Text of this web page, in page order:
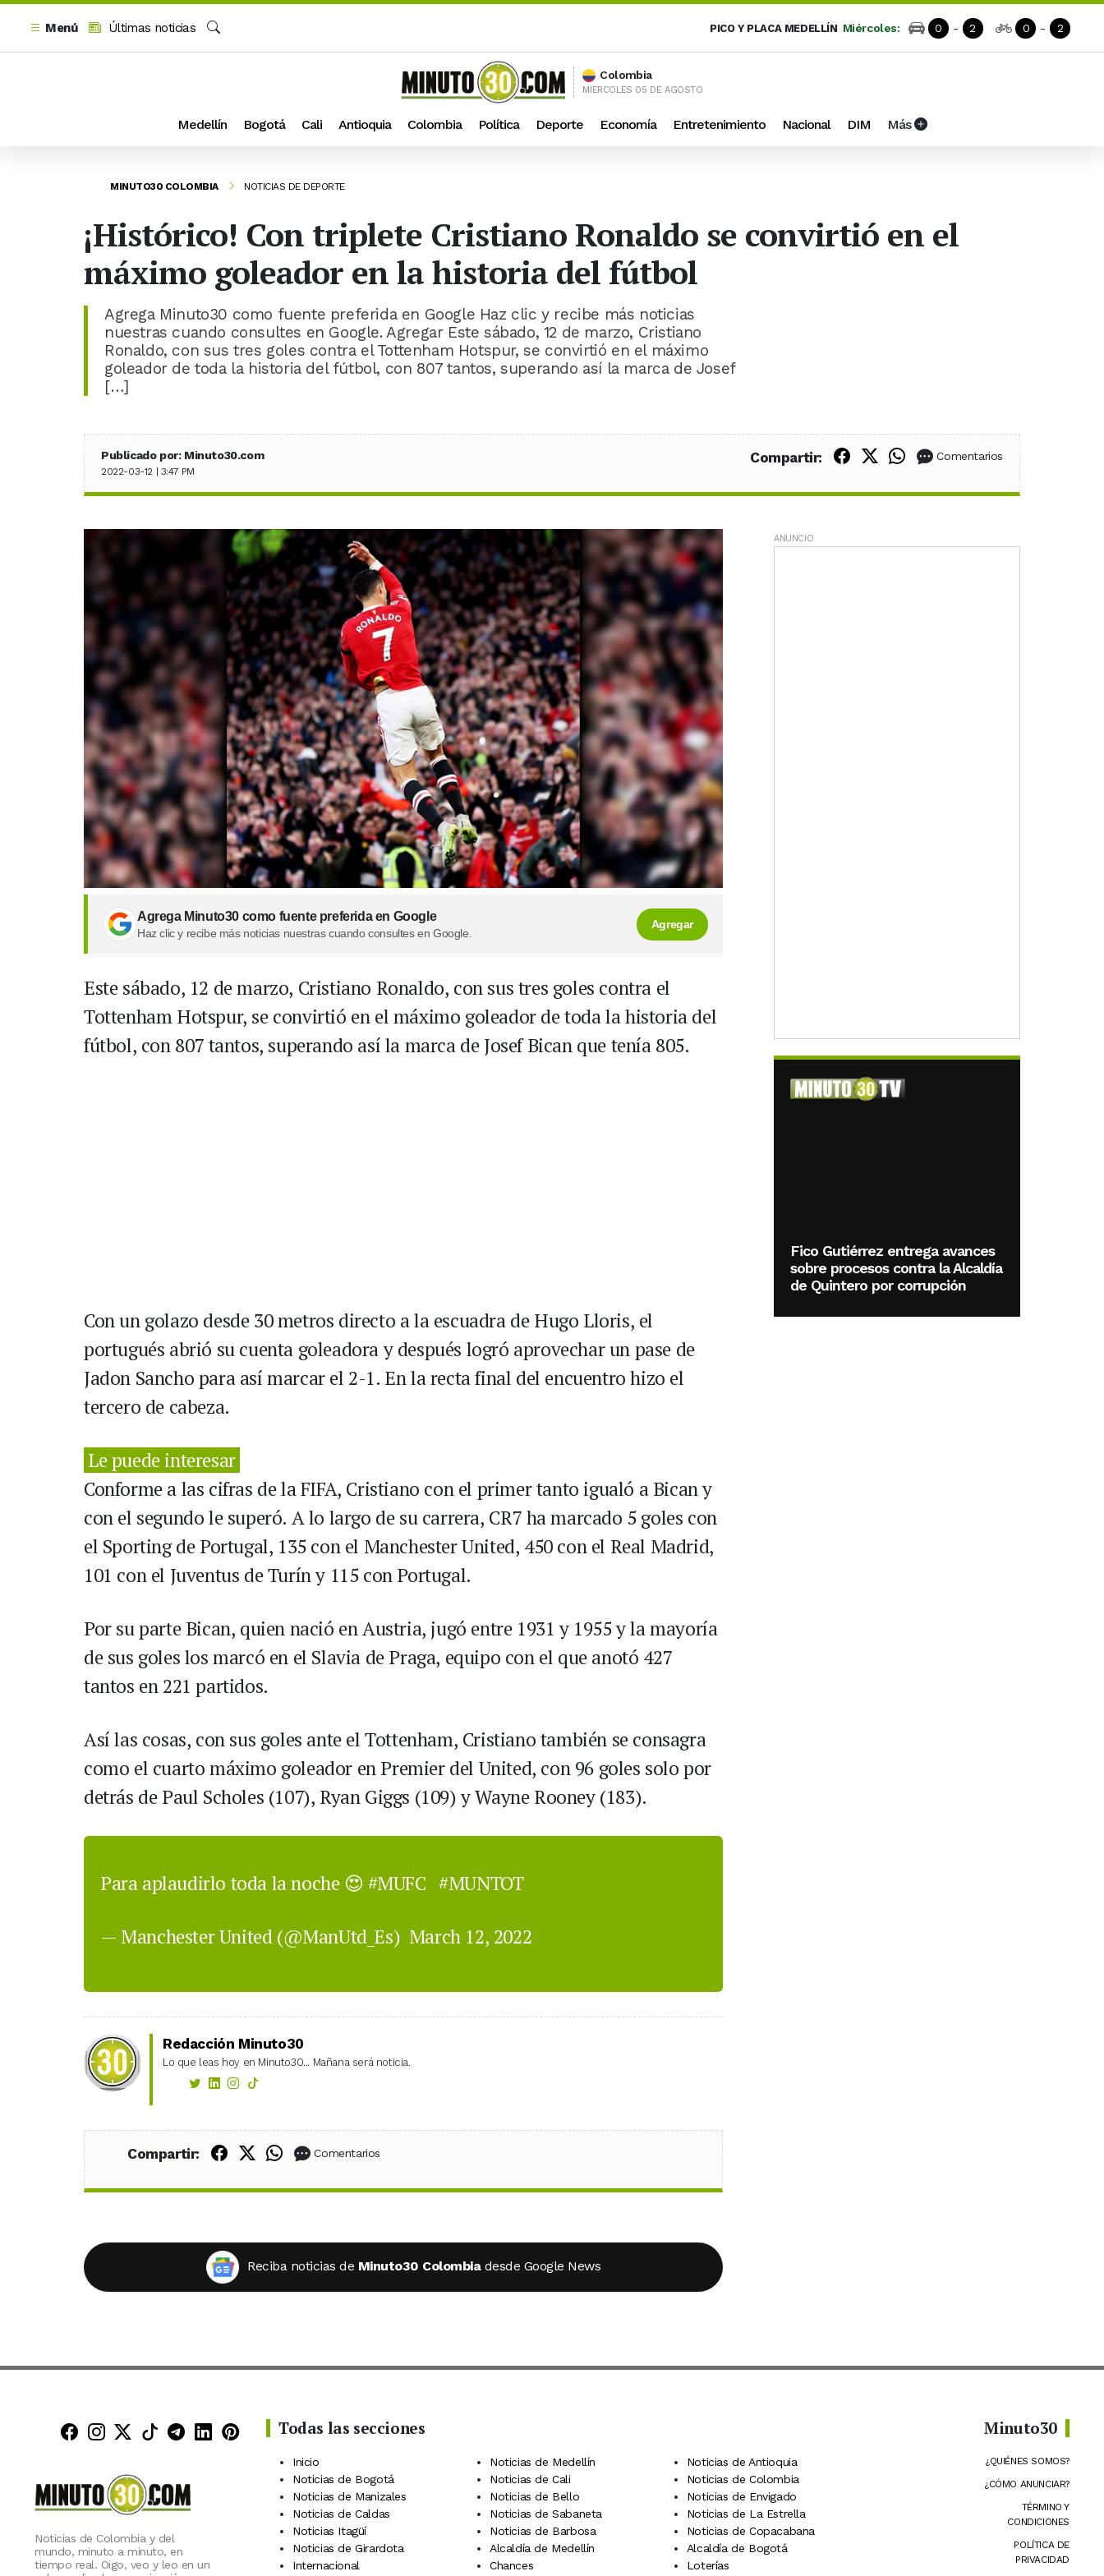
Menú
Últimas noticias
PICO Y PLACA MEDELLÍN Miércoles: 0 - 2 0 - 2
Colombia
MIERCOLES 05 DE AGOSTO
Medellín Bogotá Cali Antioquia Colombia Política Deporte Economía Entretenimiento Nacional DIM Más
MINUTO30 COLOMBIA NOTICIAS DE DEPORTE
¡Histórico! Con triplete Cristiano Ronaldo se convirtió en el
máximo goleador en la historia del fútbol
Agrega Minuto30 como fuente preferida en Google Haz clic y recibe más noticias
nuestras cuando consultes en Google. Agregar Este sábado, 12 de marzo, Cristiano
Ronaldo, con sus tres goles contra el Tottenham Hotspur, se convirtió en el máximo
goleador de toda la historia del fútbol, con 807 tantos, superando así la marca de Josef
[…]
Publicado por: Minuto30.com
2022-03-12 | 3:47 PM
Compartir: Compartir en Facebook
Compartir en X (Twitter)
Compartir en WhatsApp
Comentarios
Agrega Minuto30 como fuente preferida en Google
Haz clic y recibe más noticias nuestras cuando consultes en Google.
Agregar
Este sábado, 12 de marzo, Cristiano Ronaldo, con sus tres goles contra el
Tottenham Hotspur, se convirtió en el máximo goleador de toda la historia del
fútbol, con 807 tantos, superando así la marca de Josef Bican que tenía 805.
Con un golazo desde 30 metros directo a la escuadra de Hugo Lloris, el
portugués abrió su cuenta goleadora y después logró aprovechar un pase de
Jadon Sancho para así marcar el 2-1. En la recta final del encuentro hizo el
tercero de cabeza.
Le puede interesar
Conforme a las cifras de la FIFA, Cristiano con el primer tanto igualó a Bican y
con el segundo le superó. A lo largo de su carrera, CR7 ha marcado 5 goles con
el Sporting de Portugal, 135 con el Manchester United, 450 con el Real Madrid,
101 con el Juventus de Turín y 115 con Portugal.
Por su parte Bican, quien nació en Austria, jugó entre 1931 y 1955 y la mayoría
de sus goles los marcó en el Slavia de Praga, equipo con el que anotó 427
tantos en 221 partidos.
Así las cosas, con sus goles ante el Tottenham, Cristiano también se consagra
como el cuarto máximo goleador en Premier del United, con 96 goles solo por
detrás de Paul Scholes (107), Ryan Giggs (109) y Wayne Rooney (183).
Para aplaudirlo toda la noche 😍 #MUFC #MUNTOT
— Manchester United (@ManUtd_Es) March 12, 2022
Redacción Minuto30
Lo que leas hoy en Minuto30... Mañana será noticia.
Compartir: Compartir en Facebook
Compartir en X (Twitter)
Compartir en WhatsApp
Comentarios
Reciba noticias de Minuto30 Colombia desde Google News
ANUNCIO
Fico Gutiérrez entrega avances
sobre procesos contra la Alcaldía
de Quintero por corrupción
Minuto30 en Facebook
Minuto30 en Instagram
Minuto30 en X (Twitter)
Minuto30 en TikTok
Canal de Minuto30 en Telegram
Minuto30 en LinkedIn
Minuto30 en Pinterest
Noticias de Colombia y del
mundo, minuto a minuto, en
tiempo real. Oigo, veo y leo en un
Todas las secciones
Inicio Noticias de Medellín
Noticias de Antioquia
Noticias de Bogotá
Noticias de Cali
Noticias de Colombia
Noticias de Manizales
Noticias de Bello
Noticias de Envigado
Noticias de Caldas
Noticias de Sabaneta
Noticias de La Estrella
Noticias Itagüí
Noticias de Barbosa
Noticias de Copacabana
Noticias de Girardota
Alcaldía de Medellín
Alcaldía de Bogotá
Internacional
Chances Loterías
Minuto30
¿QUIÉNES SOMOS?
¿CÓMO ANUNCIAR?
TÉRMINO Y
CONDICIONES
POLÍTICA DE
PRIVACIDAD